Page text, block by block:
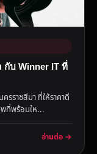
กับ Winner IT ที่
รราชสีมา ที่ให้ราคาดี
ที่พร้อมให...
อ่านต่อ →